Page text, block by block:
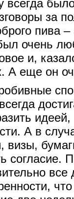
всегда
за
пива
очень
и,
А еще он
идеей,
А в
визы,
согласие.
все